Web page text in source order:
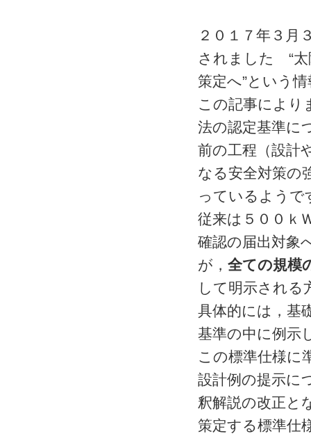
２０１７年３
されました “太
策定へ”という
この記事により
法の認定基準
前の工程（設計
なる安全対策の
っているようで
従来は５００ｋ
確認の届出対象
が， 全ての規模
して明示される
具体的には，基
基準の中に例示
この標準仕様に
設計例の提示に
釈解説の改正と
策定する標準仕